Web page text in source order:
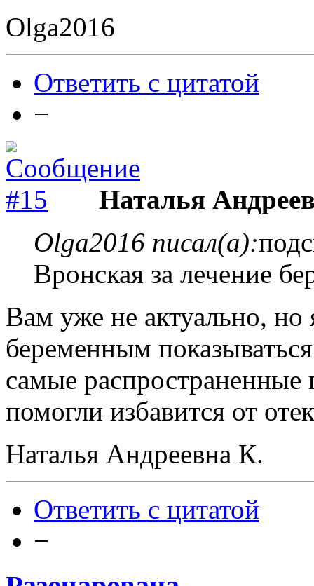
Olga2016
Ответить с цитатой
−
Наталья
Olga2016 писал(а):
Вронская за лечение
Вам уже не актуально, но
беременным показываться
самые
помогли избавится от
Наталья Андреевна К.
Ответить с цитатой
−